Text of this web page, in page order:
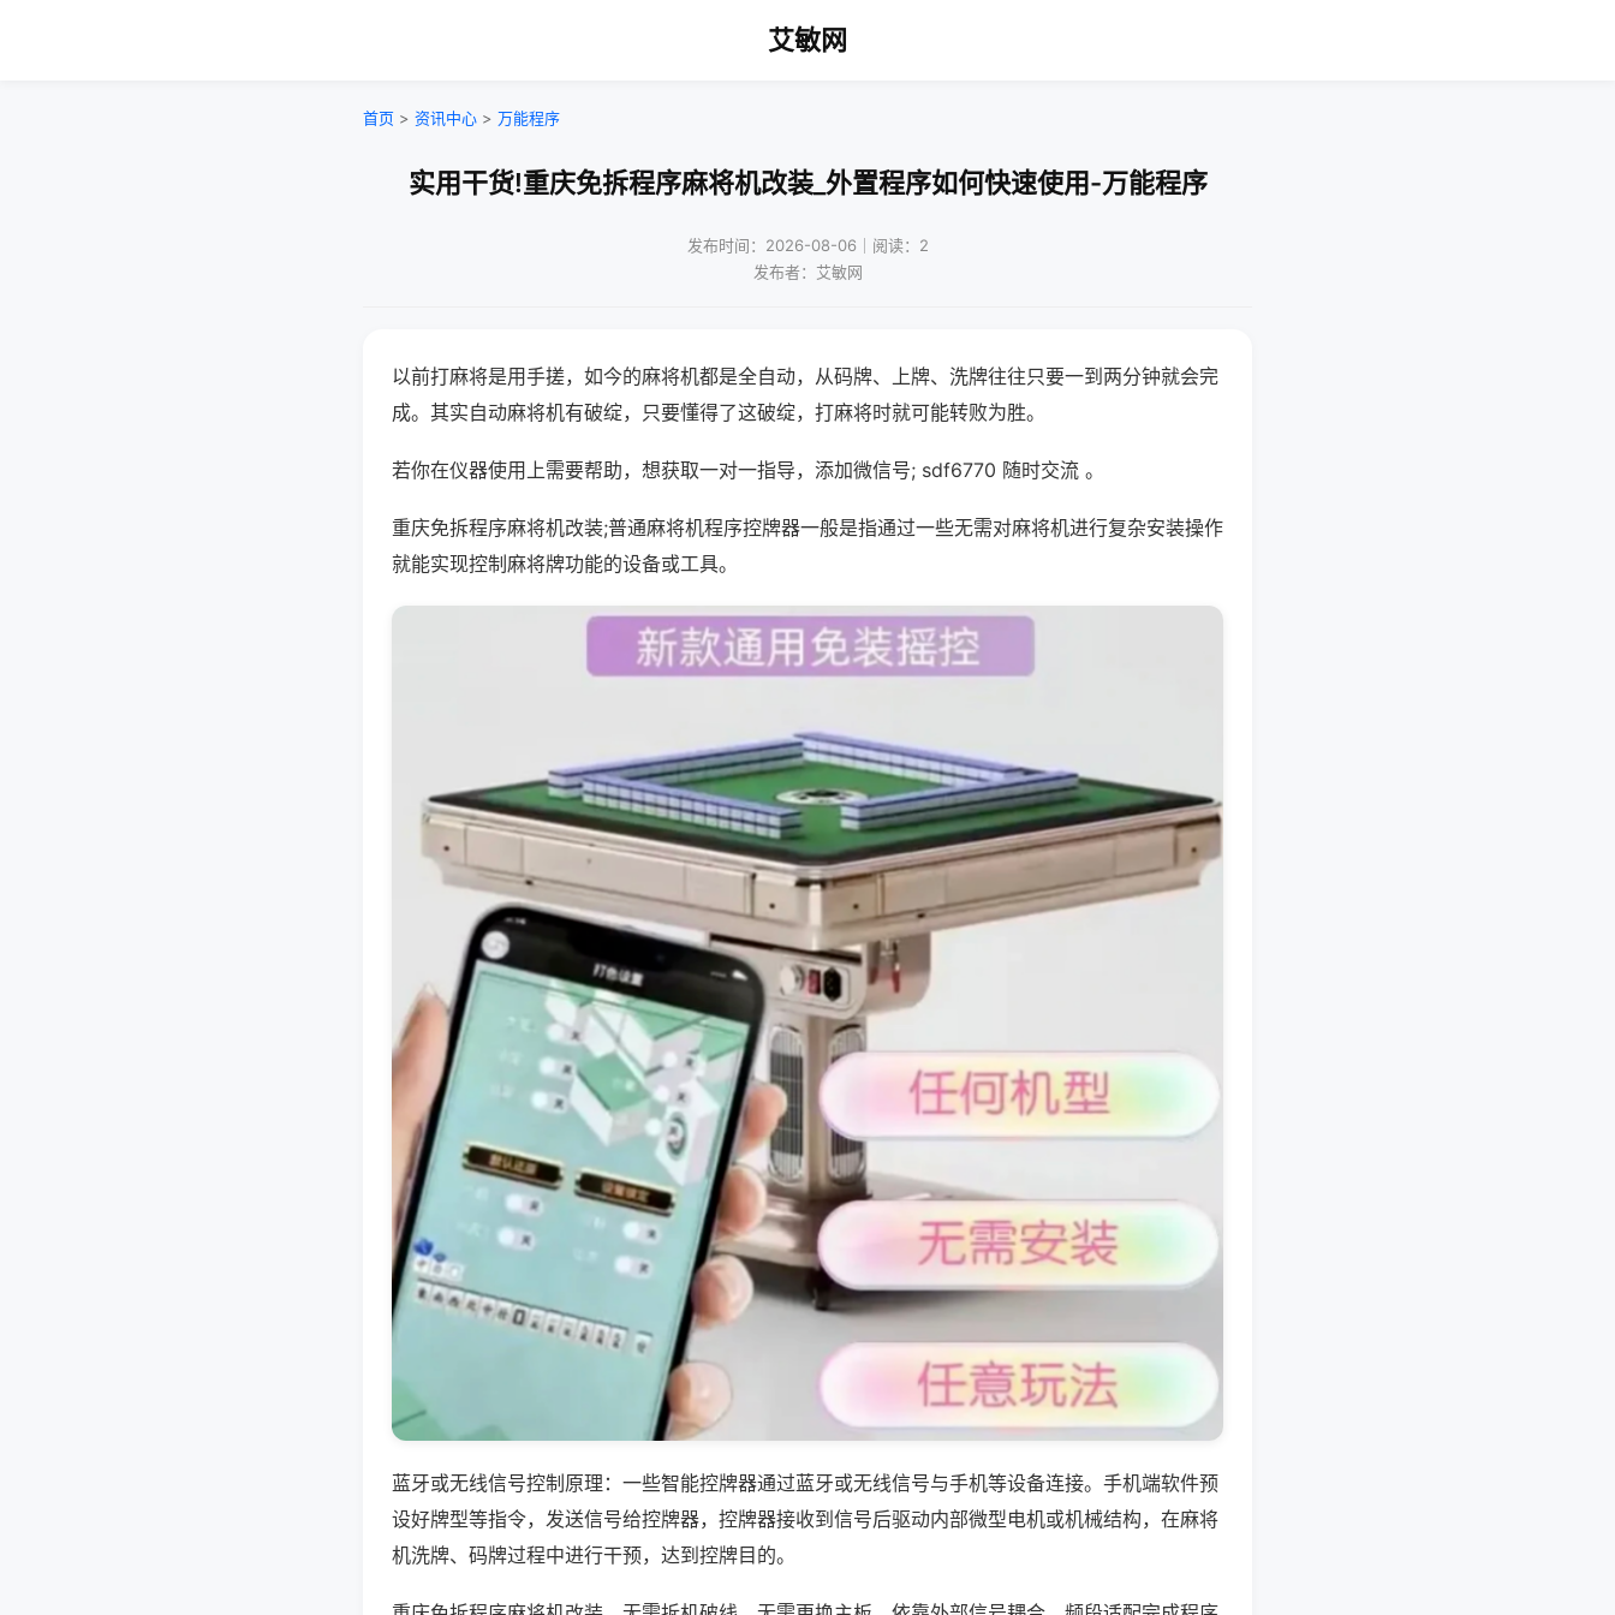
艾敏网
首页 > 资讯中心 > 万能程序
实用干货!重庆免拆程序麻将机改装_外置程序如何快速使用-万能程序
发布时间：2026-08-06｜阅读：2
发布者：艾敏网
以前打麻将是用手搓，如今的麻将机都是全自动，从码牌、上牌、洗牌往往只要一到两分钟就会完
成。其实自动麻将机有破绽，只要懂得了这破绽，打麻将时就可能转败为胜。
若你在仪器使用上需要帮助，想获取一对一指导，添加微信号; sdf6770 随时交流 。
重庆免拆程序麻将机改装;普通麻将机程序控牌器一般是指通过一些无需对麻将机进行复杂安装操作
就能实现控制麻将牌功能的设备或工具。
蓝牙或无线信号控制原理：一些智能控牌器通过蓝牙或无线信号与手机等设备连接。手机端软件预
设好牌型等指令，发送信号给控牌器，控牌器接收到信号后驱动内部微型电机或机械结构，在麻将
机洗牌、码牌过程中进行干预，达到控牌目的。